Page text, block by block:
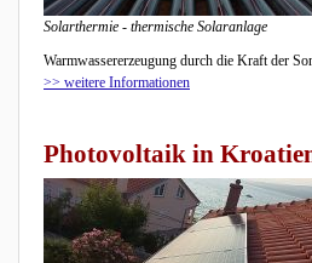
Solarthermie - thermische Solaranlage
Warmwassererzeugung durch die Kraft der
>> weitere Informationen
Photovoltaik in